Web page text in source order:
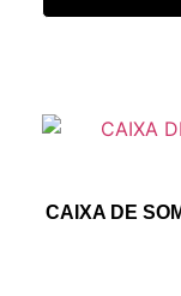
CAIXA DE